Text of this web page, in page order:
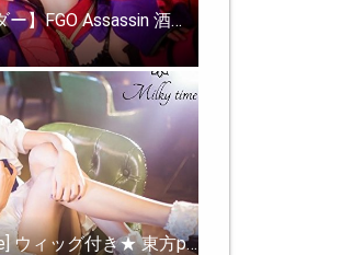
【ラベンダー】FGO Assassin 酒呑童子 cosplay コスプレ衣装 イベント 仮装 ハロウイン クリスマス 文化祭 女性M
[milky time] ウィッグ付き★ 東方project 東方紅魔郷 十六夜咲夜 風 コスプレ 衣装 ウィッグ カツラ 仮装 コスプレ コスチューム 衣装 アニメ (M)